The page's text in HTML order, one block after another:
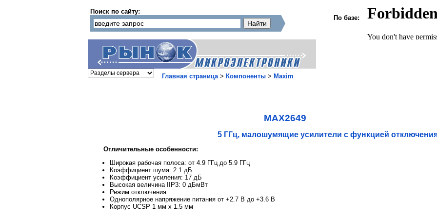
Поиск по сайту:
По базе:
Главная страница> Компоненты > Maxim
MAX2649
5 ГГц, малошумящие усилители с функцией
Отличительные особенности:
Широкая рабочая полоса: от 4.9 ГГц до 5.9 ГГц
Коэффициент шума: 2.1 дБ
Коэффициент усиления: 17 дБ
Высокая величина IIP3: 0 дБмВт
Режим отключения
Однополярное напряжение питания от +2.7 В до +3.6 В
Корпус UCSP 1 мм х 1.5 мм